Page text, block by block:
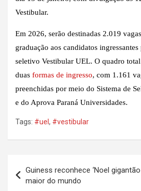
Vestibular.
Em 2026, serão destinadas 2.019
graduação aos candidatos
seletivo Vestibular UEL. O quadro
duas formas de ingresso, com 1.161
preenchidas por meio do Sistema de
e do Aprova Paraná Universidades.
Tags: #uel , #vestibular
de
Guiness reconhece ‘Noel
maior do mundo